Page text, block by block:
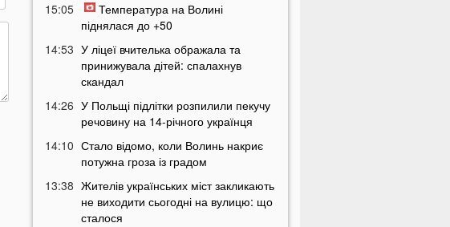
15:05
Температура на Волині
піднялася до +50
14:53 У ліцеї вчителька ображала та
принижувала дітей: спалахнув
скандал
14:26 У Польщі підлітки розпилили пекучу
речовину на 14-річного українця
14:10 Стало відомо, коли Волинь накриє
потужна гроза із градом
13:38 Жителів українських міст закликають
не виходити сьогодні на вулицю: що
сталося